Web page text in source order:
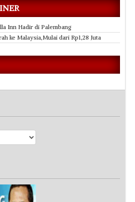
Inn Hadir di Palembang
ke Malaysia,Mulai dari Rp1,28 Juta